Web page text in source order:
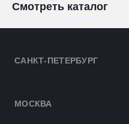
Смотреть каталог
САНКТ-ПЕТЕРБУРГ
МОСКВА